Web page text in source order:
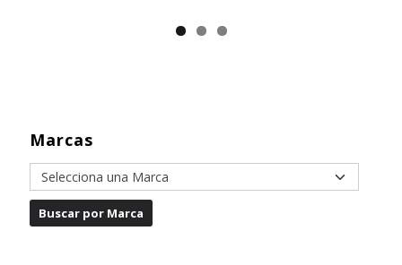
Marcas